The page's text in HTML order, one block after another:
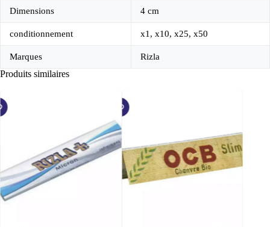
Dimensions 4 cm
conditionnement x1, x10, x25, x50
Marques Rizla
Produits similaires